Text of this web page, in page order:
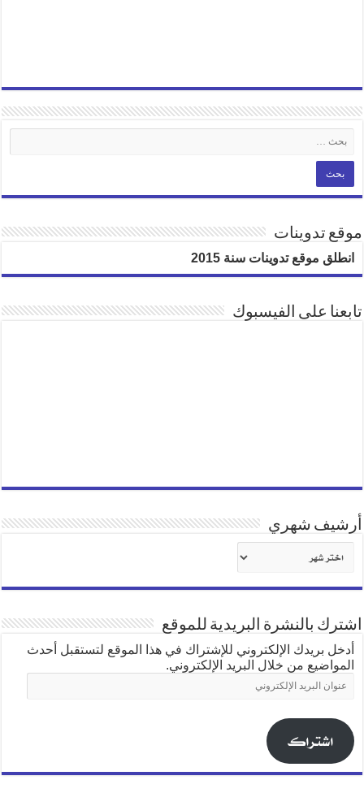
موقع تدوينات
انطلق موقع تدوينات سنة 2015
تابعنا على الفيسبوك
أرشيف شهري
شهري
اشترك بالنشرة البريدية للموقع
أدخل بريدك الإلكتروني للإشتراك في هذا الموقع لتستقبل أحدث
المواضيع من خلال البريد الإلكتروني.
عنوان
البريد
اشتراك